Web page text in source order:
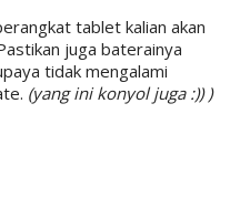
tablet kalian akan
juga baterainya
tidak mengalami
(yang ini konyol juga :)) )